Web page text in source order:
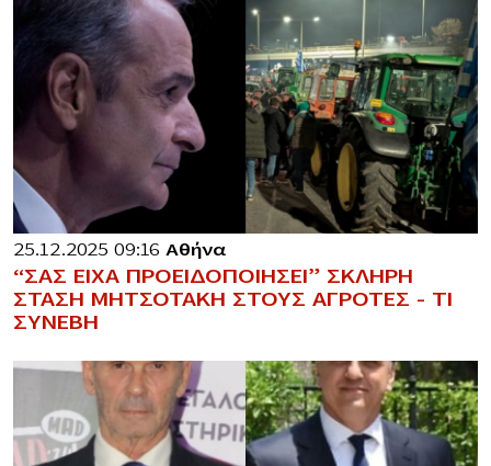
25.12.2025 09:16 Αθήνα
“ΣΑΣ ΕΙΧΑ ΠΡΟΕΙΔΟΠΟΙΗΣΕΙ” ΣΚΛΗΡΗ
ΣΤΑΣΗ ΜΗΤΣΟΤΑΚΗ ΣΤΟΥΣ ΑΓΡΟΤΕΣ – ΤΙ
ΣΥΝΕΒΗ